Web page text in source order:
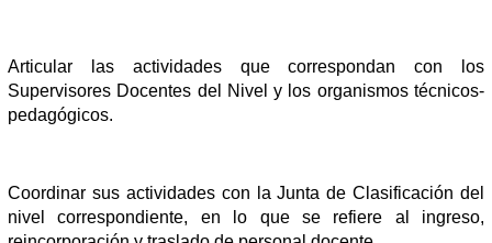
Articular las actividades que correspondan con los
Supervisores Docentes del Nivel y los organismos técnicos-
pedagógicos.
Coordinar sus actividades con la Junta de Clasificación del
nivel correspondiente, en lo que se refiere al ingreso,